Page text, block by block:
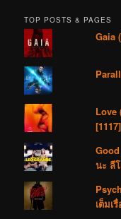
TOP POSTS & PAGES
Gaia
Love
[1117]
นะ ลี
เต็มเ